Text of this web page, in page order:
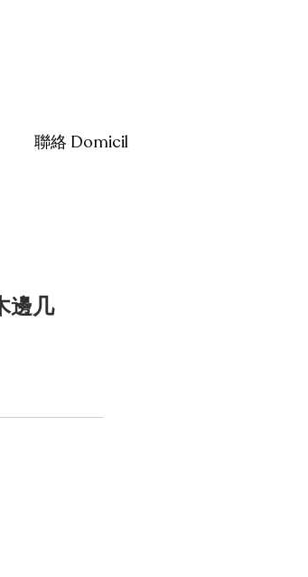
聯絡 Domicil
邊几